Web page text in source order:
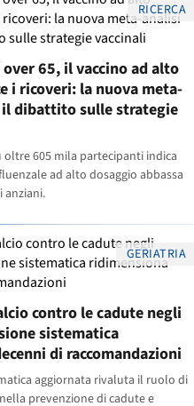
RICERCA
65, il vaccino ad alto
i ricoveri: la nuova meta-
dibattito sulle strategie
oltre 605 mila partecipanti indica
ad alto dosaggio abbassa
anziani.
GERIATRIA
contro le cadute negli
sistematica
di raccomandazioni
aggiornata rivaluta il ruolo di
prevenzione di cadute e